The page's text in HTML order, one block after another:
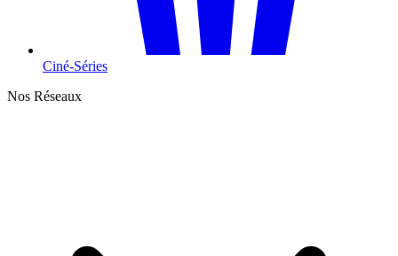
Ciné-Séries
Nos Réseaux